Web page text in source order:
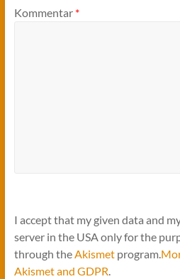
Kommentar *
I accept that my given data and
server in the USA only for the
through theAkismetprogram.
Akismet and GDPR.